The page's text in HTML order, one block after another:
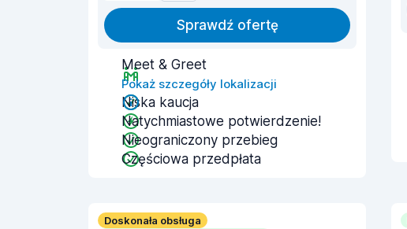
Sprawdź ofertę
Meet & Greet
Pokaż szczegóły lokalizacji
Niska kaucja
Natychmiastowe potwierdzenie!
Nieograniczony przebieg
Częściowa przedpłata
Doskonała obsługa